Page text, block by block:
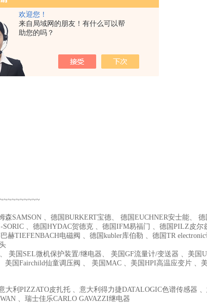
欢迎您！
来自局域网的朋友！有什么可以帮
助您的吗？
森SAMSON 、德国BURKERT宝德、 德国EUCHNER安士能、
、德国HYDAC贺德克 、德国IFM易福门 、德国PILZ皮尔
赫TIEFENBACH电磁阀 、德国kubler库伯勒 、德国TR
美国SEL微机保护装置/继电器、 美国GF流量计/变送器 、美国
美国Fairchild仙童调压阀 、 美国MAC 、美国HPI高温应变片 、
大利PIZZATO皮扎托 、意大利得力捷DATALOGIC色谱传感器
、瑞士佳乐CARLO GAVAZZI继电器